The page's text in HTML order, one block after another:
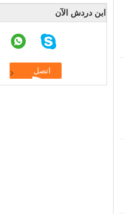
ابن دردش الآن